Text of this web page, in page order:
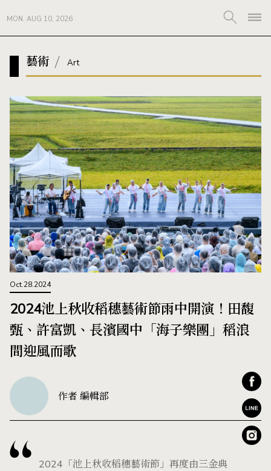
MON. AUG 10, 2026
藝術 Art
Oct.28.2024
2024池上秋收稻穗藝術節雨中開演！田馥
甄、許富凱、長濱國中「海子樂團」稻浪
間迎風而歌
作者 編輯部
2024「池上秋收稻穗藝術節」再度由三金典